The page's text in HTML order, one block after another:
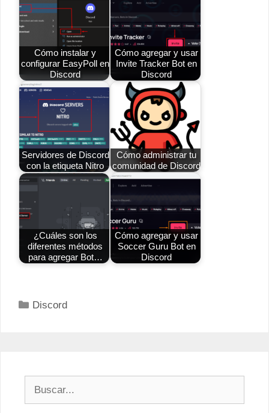
Cómo instalar y
configurar EasyPoll en
Discord
Cómo agregar y usar
Invite Tracker Bot en
Discord
Servidores de Discord
con la etiqueta Nitro
Cómo administrar tu
comunidad de Discord
¿Cuáles son los
diferentes métodos
para agregar Bot…
Cómo agregar y usar
Soccer Guru Bot en
Discord
Categorías
Discord